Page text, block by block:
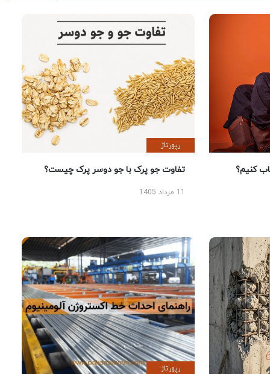
کنیم؟
رپورتاژ
تفاوت جو پرک با جو دوسر پرک چیست؟
رپورتاژ